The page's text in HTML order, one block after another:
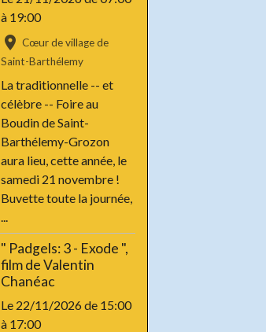
à 19:00
Cœur de village de
Saint-Barthélemy
La traditionnelle -- et
célèbre -- Foire au
Boudin de Saint-
Barthélemy-Grozon
aura lieu, cette année, le
samedi 21 novembre !
Buvette toute la journée,
...
" Padgels: 3 - Exode ",
film de Valentin
Chanéac
Le 22/11/2026de 15:00
à 17:00